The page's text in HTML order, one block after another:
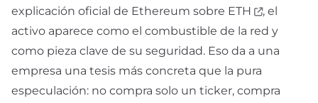
explicación oficial de Ethereum sobre ETH
, el
activo aparece como el combustible de la red y
como pieza clave de su seguridad. Eso da a una
empresa una tesis más concreta que la pura
especulación: no compra solo un ticker, compra